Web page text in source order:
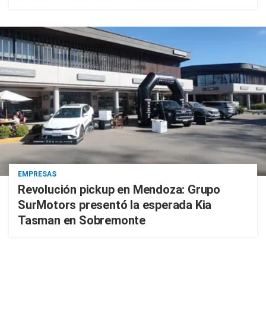
EMPRESAS
Revolución pickup en Mendoza: Grupo
SurMotors presentó la esperada Kia
Tasman en Sobremonte